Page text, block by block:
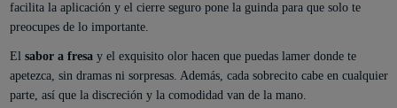
facilita la aplicación y el cierre seguro pone la guinda para que solo te
preocupes de lo importante.
El sabor a fresay el exquisito olor hacen que puedas lamer donde te
apetezca, sin dramas ni sorpresas. Además, cada sobrecito cabe en cualquier
parte, así que la discreción y la comodidad van de la mano.